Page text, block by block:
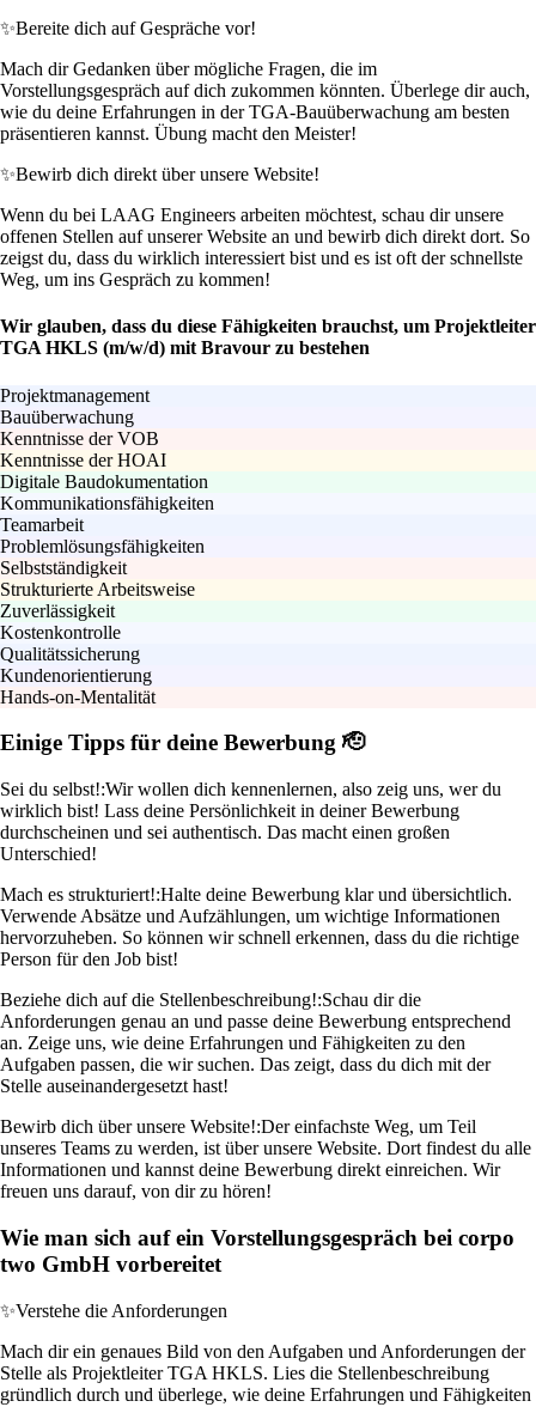
✨Bereite dich auf Gespräche vor!
Mach dir Gedanken über mögliche Fragen, die im
Vorstellungsgespräch auf dich zukommen könnten. Überlege dir auch,
wie du deine Erfahrungen in der TGA-Bauüberwachung am besten
präsentieren kannst. Übung macht den Meister!
✨Bewirb dich direkt über unsere Website!
Wenn du bei LAAG Engineers arbeiten möchtest, schau dir unsere
offenen Stellen auf unserer Website an und bewirb dich direkt dort. So
zeigst du, dass du wirklich interessiert bist und es ist oft der schnellste
Weg, um ins Gespräch zu kommen!
Wir glauben, dass du diese Fähigkeiten brauchst, um Projektleiter
TGA HKLS (m/w/d) mit Bravour zu bestehen
Projektmanagement
Bauüberwachung
Kenntnisse der VOB
Kenntnisse der HOAI
Digitale Baudokumentation
Kommunikationsfähigkeiten
Teamarbeit
Problemlösungsfähigkeiten
Selbstständigkeit
Strukturierte Arbeitsweise
Zuverlässigkeit
Kostenkontrolle
Qualitätssicherung
Kundenorientierung
Hands-on-Mentalität
Einige Tipps für deine Bewerbung 🫡
Sei du selbst!:Wir wollen dich kennenlernen, also zeig uns, wer du
wirklich bist! Lass deine Persönlichkeit in deiner Bewerbung
durchscheinen und sei authentisch. Das macht einen großen
Unterschied!
Mach es strukturiert!:Halte deine Bewerbung klar und übersichtlich.
Verwende Absätze und Aufzählungen, um wichtige Informationen
hervorzuheben. So können wir schnell erkennen, dass du die richtige
Person für den Job bist!
Beziehe dich auf die Stellenbeschreibung!:Schau dir die
Anforderungen genau an und passe deine Bewerbung entsprechend
an. Zeige uns, wie deine Erfahrungen und Fähigkeiten zu den
Aufgaben passen, die wir suchen. Das zeigt, dass du dich mit der
Stelle auseinandergesetzt hast!
Bewirb dich über unsere Website!:Der einfachste Weg, um Teil
unseres Teams zu werden, ist über unsere Website. Dort findest du alle
Informationen und kannst deine Bewerbung direkt einreichen. Wir
freuen uns darauf, von dir zu hören!
Wie man sich auf ein Vorstellungsgespräch bei corpo
two GmbH vorbereitet
✨Verstehe die Anforderungen
Mach dir ein genaues Bild von den Aufgaben und Anforderungen der
Stelle als Projektleiter TGA HKLS. Lies die Stellenbeschreibung
gründlich durch und überlege, wie deine Erfahrungen und Fähigkeiten